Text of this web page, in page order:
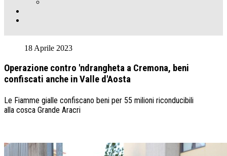
18 Aprile 2023
Operazione contro 'ndrangheta a Cremona, beni
confiscati anche in Valle d'Aosta
Le Fiamme gialle confiscano beni per 55 milioni riconducibili
alla cosca Grande Aracri